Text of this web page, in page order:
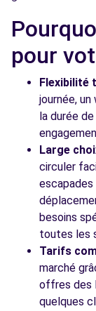
49 Rue
NANTERRE,
Voir l'agence
pour
Flexibilité
journée,
la durée
Large
circuler
besoins
toutes les
Tarifs
marché
offres des
quelques